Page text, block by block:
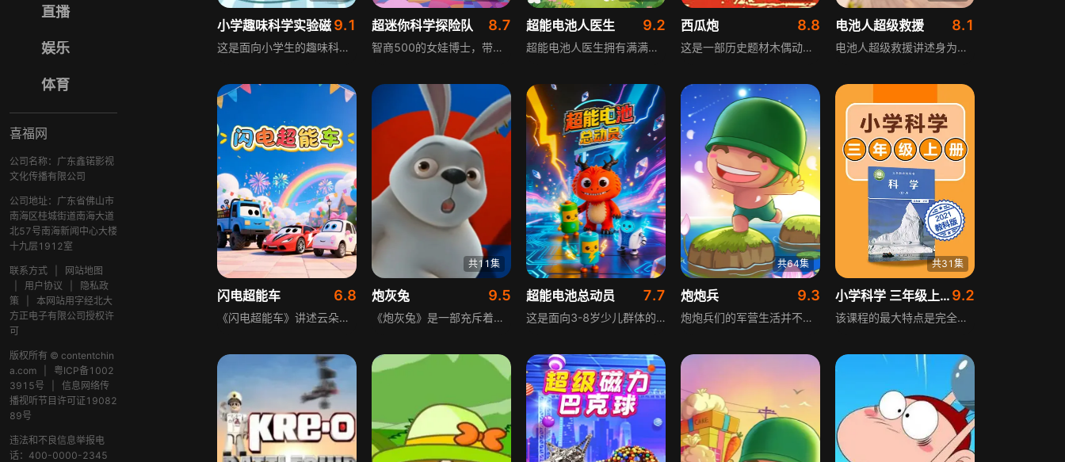
直播
娱乐
体育
喜福网
公司名称：广东鑫锘影视
文化传播有限公司
公司地址：广东省佛山市
南海区桂城街道南海大道
北57号南海新闻中心大楼
十九层1912室
联系方式
网站地图
用户协议
隐私政
策
本网站用字经北大
方正电子有限公司授权许
可
版权所有 © contentchin
a.com
粤ICP备1002
3915号
信息网络传
播视听节目许可证19082
89号
违法和不良信息举报电
话：400-0000-2345
小学趣味科学实验磁 9.1
这是面向小学生的趣味科学科普内容，覆盖整个小学阶段的科学学科知识点，以权威精确的实验过程展现给大家。内容通过写实的实验过程，对课堂中的磁相关知识点进行直观演示，旨在帮助小学生更好地理解科学知识，激发对科学的兴趣与探索欲。
超迷你科学探险队 8.7
智商500的女娃博士，带领迷你萌和迷你勇，与全世界小朋友一起组建了探索科学和认知宇宙的“超迷你科学探险队”。小朋友们不再仅仅只是故事的旁观者，更是宇宙飞船的领航员，科学探索的参与者。
超能电池人医生 9.2
超能电池人医生拥有满满超能力，用能量与爱心救援伙伴，在趣味救援中科普小知识，温暖又益智。
西瓜炮 8.8
这是一部历史题材木偶动画，改编自清末小刀会的相关历史，讲述小刀会孩儿兵利用卖西瓜与敌人斗争的故事。影片人物造型极具民族风格，主创人员参考出土俑、民间玩具与京剧脸谱等传统文化，采用夸大头部和眼睛比例的变形手法，造型古拙浑厚带稚气，呈现出独特的木偶艺术效果。
电池人超级救援 8.1
电池人超级救援讲述身为超级警察的电池人，破解危机守护城市，用满格热血完成一次次正义救援。
闪电超能车 6.8
《闪电超能车》讲述云朵小镇突发连环险情的故事：小松鼠被困悬崖，闪电超能车凭速度抢先抵达；小鹿迷路摔伤，糯米启动急救模式包扎；山谷落石封河道，金刚卡车推开巨石疏通。三者默契配合，闪电转运探查、糯米守护伤病、金刚搞定重型任务，接连化解危机，成为小镇靠谱救援天团。
共11集
炮灰兔 9.5
《炮灰兔》是一部充斥着调侃风格的系列动画短片，是中国首部草根开发制作的三维动画。以黑色幽默为主打格调，融合了当代动画草根的奇思妙想及各类网络热点。充满戏剧性的冒险故事和幽默有趣的环节创意，塑造了众多形象迥异、个性鲜明的卡通形象。《炮灰兔》有着最简单的刺激，不为教化于人，只为在观众按下播放键的那一瞬间，眼前一亮，刺激一下快要麻木的神经。
超能电池总动员 7.7
这是面向3-8岁少儿群体的原创科普动画片，以“趣味剧情+常识科普”为核心定位，通过可爱的电池人角色形象，将日常生活中的安全常识、卫生习惯、自然现象、物品使用等知识点，融入轻松幽默的冒险故事中，以趣味化的方式传递日常生活常识，帮助少儿建立正确的认知，养成良好的生活习惯和安全意识，提升自我保护能力和生活技能，为少儿健康成长奠定基础。
共64集
炮炮兵 9.3
炮炮兵们的军营生活并不像其他军人的生活那样枯燥哦。3个男人一台戏，只要他们凑在一块，准有笑料发生。怪异午夜起床号、赤膊100公里越野跑、站军姿、食堂“可口”的饭菜、宿舍“方块”的被子。哇！！看到他们的生活你也想去当兵了！
共31集
小学科学 三年级上册教科版科学 9.2
该课程的最大特点是完全同步学校教学的每一节课，紧扣课程标准，瞄准考点，匹配学科知识点，具有倒带功能，解决了课堂教学不可复制的弊端，可用来预习、复习，使学习更具自主性。 本课程把三个单元分为31节微课。由小学科学专业老师教授，米米老师毕业于杭州师范大学，在校教学多年，具有丰富的教学经验，深受学生喜爱，教学风格幽默风趣，能从学生角度出发，帮助学生提高学习成绩。还有课后练习检测学习是否达标，等什么呢？跟着主讲老师一起将你的知识盲区一网打尽吧！